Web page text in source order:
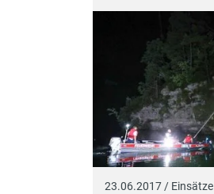
23.06.2017 / Einsätze